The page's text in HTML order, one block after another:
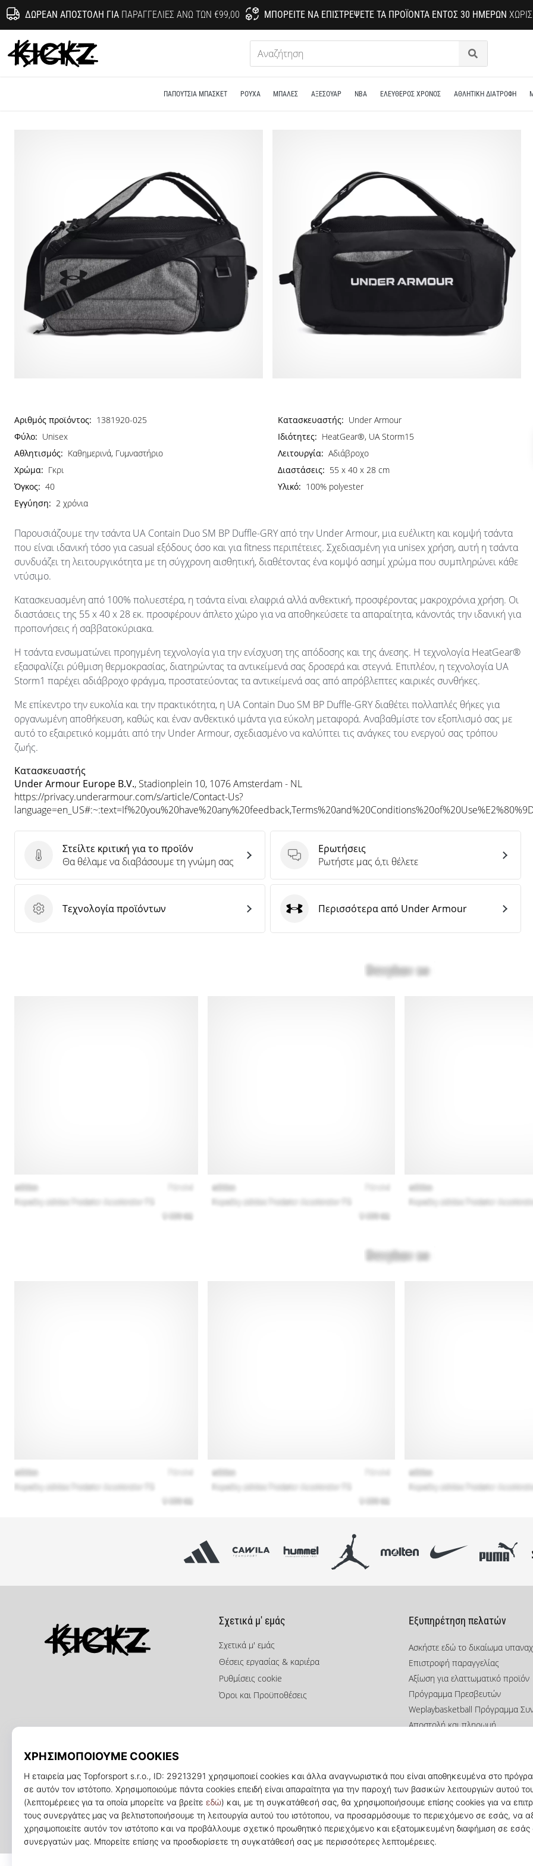
ΔΩΡΕΆΝ ΑΠΟΣΤΟΛΉ ΓΙΑΠΑΡΑΓΓΕΛΊΕΣ ΆΝΩ ΤΩΝ €99,00 ΜΠΟΡΕΊΤΕ ΝΑ ΕΠΙΣΤΡΈΨΕΤΕ ΤΑ ΠΡΟΪΌΝΤΑ ΕΝΤΌΣ 30 ΗΜΕΡΏΝ
KICKZ.gr
Αναζήτηση
ΠΑΠΟΎΤΣΙΑ ΜΠΆΣΚΕΤ ΡΟΎΧΑ ΜΠΑΛΕΣ ΑΞΕΣΟΥΑΡ NBA ΕΛΕΥΘΕΡΟΣ ΧΡΟΝΟΣ ΑΘΛΗΤΙΚΗ ΔΙΑΤΡΟΦΗ
Αριθμός προϊόντος: 1381920-025 Κατασκευαστής: Under Armour
Φύλο: Unisex Ιδιότητες: HeatGear®, UA Storm15
Αθλητισμός: Καθημερινά, Γυμναστήριο Λειτουργία: Αδιάβροχο
Χρώμα: Γκρι Διαστάσεις: 55 x 40 x 28 cm
Όγκος: 40 Υλικό: 100% polyester
Εγγύηση: 2 χρόνια
Παρουσιάζουμε την τσάντα UA Contain Duo SM BP Duffle-GRY από την Under Armour, μια ευέλικτη και κομψή τσάντα
που είναι ιδανική τόσο για casual εξόδους όσο και για fitness περιπέτειες. Σχεδιασμένη για unisex χρήση, αυτή η τσάντα
συνδυάζει τη λειτουργικότητα με τη σύγχρονη αισθητική, διαθέτοντας ένα κομψό ασημί χρώμα που συμπληρώνει κάθε
ντύσιμο.
Κατασκευασμένη από 100% πολυεστέρα, η τσάντα είναι ελαφριά αλλά ανθεκτική, προσφέροντας μακροχρόνια χρήση. Οι
διαστάσεις της 55 x 40 x 28 εκ. προσφέρουν άπλετο χώρο για να αποθηκεύσετε τα απαραίτητα, κάνοντάς την ιδανική για
προπονήσεις ή σαββατοκύριακα.
Η τσάντα ενσωματώνει προηγμένη τεχνολογία για την ενίσχυση της απόδοσης και της άνεσης. Η τεχνολογία HeatGear®
εξασφαλίζει ρύθμιση θερμοκρασίας, διατηρώντας τα αντικείμενά σας δροσερά και στεγνά. Επιπλέον, η τεχνολογία UA
Storm1 παρέχει αδιάβροχο φράγμα, προστατεύοντας τα αντικείμενά σας από απρόβλεπτες καιρικές συνθήκες.
Με επίκεντρο την ευκολία και την πρακτικότητα, η UA Contain Duo SM BP Duffle-GRY διαθέτει πολλαπλές θήκες για
οργανωμένη αποθήκευση, καθώς και έναν ανθεκτικό ιμάντα για εύκολη μεταφορά. Αναβαθμίστε τον εξοπλισμό σας με
αυτό το εξαιρετικό κομμάτι από την Under Armour, σχεδιασμένο να καλύπτει τις ανάγκες του ενεργού σας τρόπου
ζωής.
Κατασκευαστής
Under Armour Europe B.V., Stadionplein 10, 1076 Amsterdam - NL
https://privacy.underarmour.com/s/article/Contact-Us?
Στείλτε κριτική για το προϊόν
Στείλτε κριτική για το προϊόν
Θα θέλαμε να διαβάσουμε τη γνώμη σας
Ερωτήσεις
Ερωτήσεις
Ρωτήστε μας ό,τι θέλετε
Τεχνολογία προϊόντων
Τεχνολογία προϊόντων Under Armour
Περισσότερα από Under Armour
Σχετικά μ' εμάς
Σχετικά μ' εμάς
Θέσεις εργασίας & καριέρα
Ρυθμίσεις cookie
Όροι και Προϋποθέσεις
Εξυπηρέτηση πελατών
Ασκήστε εδώ το δικαίωμα
Επιστροφή παραγγελίας
Αξίωση για ελαττωματικό προϊόν
Πρόγραμμα Πρεσβευτών
Weplaybasketball Πρόγραμμα
Αποστολή και πληρωμή
Συχνές ερωτήσεις
Πολιτική απορρήτου
© 2010 – 2026 KICKZ.gr